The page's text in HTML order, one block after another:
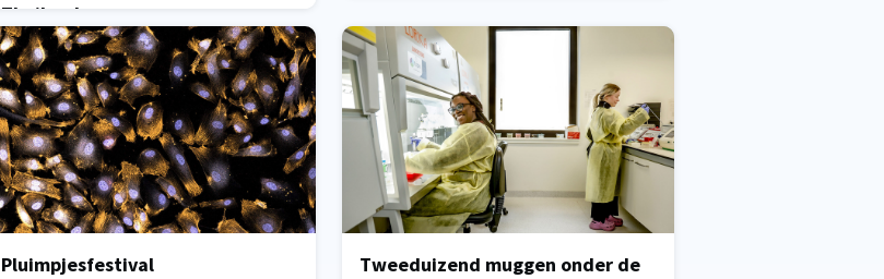
Thailand
Winnaars van de masterprijzen 2026 (Supanut
woont in Thailand en kon er zelf niet bij
zijn)Tijdens de uitreiking van de Vlaamse
Future Proef Awards op 28 april won alumnus
Urbanism, Landscape and Planning
Supanut Udomsilaparsup de (gedeelde) 2de
prijs voor zijn masterproef over de impact
van versnelde urbanisatie op het landschap
rond de Thaise Mun-rivier in Ubon
Ratchathani. Deze regio wordt geco
June 2, 2026
landen in Washington richtlijnen vast voor de
teruggave van naziroofkunst. Maar nadien
blee
May 20, 2026
Pluimpjesfestival
Tweeduizend muggen onder de